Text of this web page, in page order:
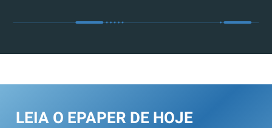
LEIA O EPAPER DE HOJE